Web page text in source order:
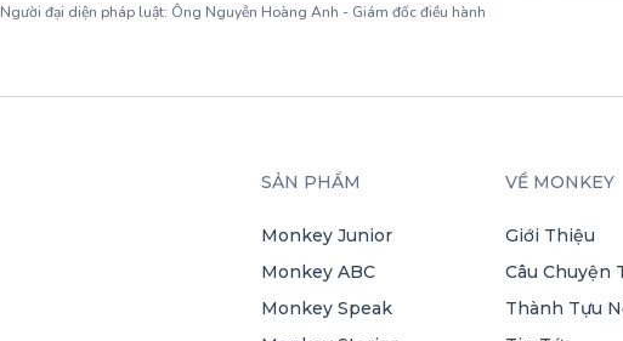
Người đại diện pháp luật: Ông Nguyễn Hoàng Anh - Giám đốc điều hành
SẢN PHẨM
Monkey Junior
Monkey ABC
Monkey Speak
VỀ MONKEY
Giới Thiệu
Câu Chuyện
Thành Tựu